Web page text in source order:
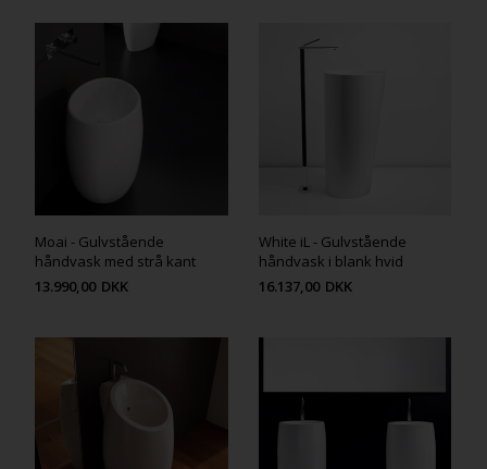
Moai - Gulvstående
håndvask med strå kant
13.990,00 DKK
White iL - Gulvstående
håndvask i blank hvid
16.137,00 DKK